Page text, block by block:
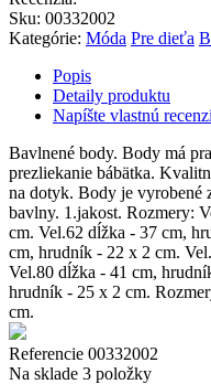
Sku: 00332002
Kategórie: Móda Pre dieťa
Popis
Detaily produktu
Napíšte vlastnú
Bavlnené body. Body má
prezliekanie bábätka.
na dotyk. Body je vyrobené
bavlny. 1.jakost. Rozmery:
cm. Vel.62 dĺžka - 37 cm,
cm, hrudník - 22 x 2 cm.
Vel.80 dĺžka - 41 cm,
hrudník - 25 x 2 cm.
cm.
Referencie 00332002
Na sklade 3 položky